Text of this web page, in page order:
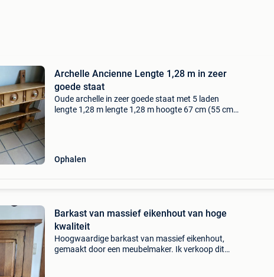
Archelle Ancienne Lengte 1,28 m in zeer
goede staat
Oude archelle in zeer goede staat met 5 laden
lengte 1,28 m lengte 1,28 m hoogte 67 cm (55 cm
Ophalen
Barkast van massief eikenhout van hoge
kwaliteit
Hoogwaardige barkast van massief eikenhout,
gemaakt door een meubelmaker. Ik verkoop dit